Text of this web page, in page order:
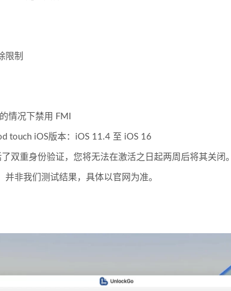
限制
情况下禁用 FMI
touch iOS版本：iOS 11.4 至 iOS 16
双重身份验证，您将无法在激活之日起两周后将其关闭。
并非我们测试结果，具体以官网为准。